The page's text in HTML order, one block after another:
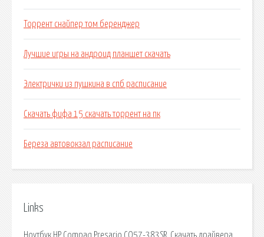
Торрент снайпер том беренджер
Лучшие игры на андроид планшет скачать
Электрички из пушкина в спб расписание
Скачать фифа 15 скачать торрент на пк
Береза автовокзал расписание
Links